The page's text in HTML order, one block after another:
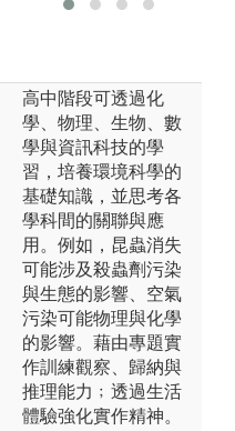
高中階段可透過化
學、物理、生物、數
學與資訊科技的學
習，培養環境科學的
基礎知識，並思考各
學科間的關聯與應
用。例如，昆蟲消失
可能涉及殺蟲劑污染
與生態的影響、空氣
污染可能物理與化學
的影響。藉由專題實
作訓練觀察、歸納與
推理能力﹔透過生活
體驗強化實作精神。